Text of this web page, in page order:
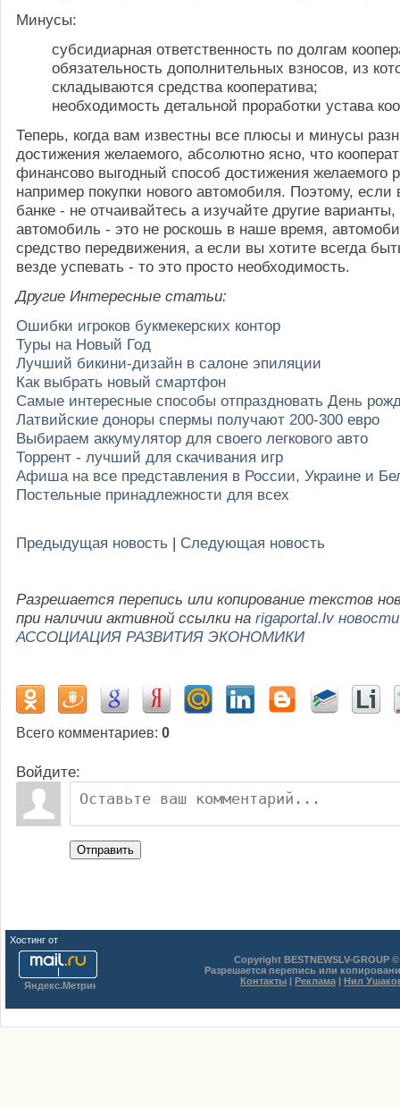
Минусы:
субсидиарная ответственность по долгам
обязательность дополнительных взносов, из
складываются средства кооператива;
необходимость детальной проработки устава
Теперь, когда вам известны все плюсы и минусы
достижения желаемого, абсолютно ясно, что
финансово выгодный способ достижения желаемого
например покупки нового автомобиля. Поэтому, если
банке - не отчаивайтесь а изучайте другие варианты,
автомобиль - это не роскошь в наше время,
средство передвижения, а если вы хотите всегда
везде успевать - то это просто необходимость.
Другие Интересные статьи:
Ошибки игроков букмекерских контор
Туры на Новый Год
Лучший бикини-дизайн в салоне эпиляции
Как выбрать новый смартфон
Самые интересные способы отпраздновать День
Латвийские доноры спермы получают 200-300 евро
Выбираем аккумулятор для своего легкового авто
Торрент - лучший для скачивания игр
Афиша на все представления в России, Украине и
Постельные принадлежности для всех
Предыдущая новость | Следующая новость
Разрешается перепись или копирование текстов
при наличии активной ссылки на rigaportal.lv новости
АССОЦИАЦИЯ РАЗВИТИЯ ЭКОНОМИКИ
Всего комментариев: 0
Войдите:
Отправить
Хостинг от
Copyright BESTNEWSLV-GROUP
Разрешается перепись или
Контакты | Реклама | Нил